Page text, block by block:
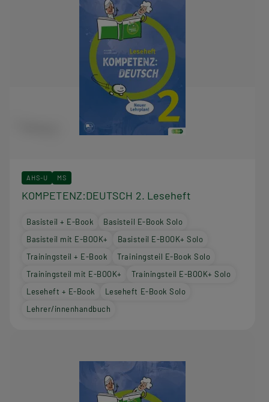
AHS-U MS
KOMPETENZ:DEUTSCH 2. Leseheft
Basisteil + E-Book
Basisteil E-Book Solo
Basisteil mit E-BOOK+
Basisteil E-BOOK+ Solo
Trainingsteil + E-Book
Trainingsteil E-Book Solo
Trainingsteil mit E-BOOK+
Trainingsteil E-BOOK+ Solo
Leseheft + E-Book
Leseheft E-Book Solo
Lehrer/innenhandbuch